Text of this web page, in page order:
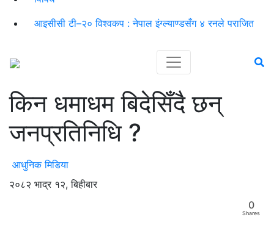
आइसीसी टी–२० विश्वकप : नेपाल इंग्ल्याण्डसँग ४ रनले पराजित
किन धमाधम बिदेसिँदै छन्
जनप्रतिनिधि ?
आधुनिक मिडिया
२०८२ भाद्र १२, बिहीबार
0
Shares